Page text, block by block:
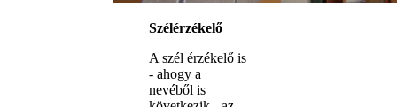
Szélérzékelő
A szél érzékelő is
- ahogy a
nevéből is